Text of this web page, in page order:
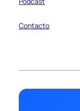
Contacto